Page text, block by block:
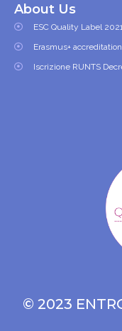
About Us
ESC Quality Label
Erasmus+
Iscrizione RUNTS
© 2023